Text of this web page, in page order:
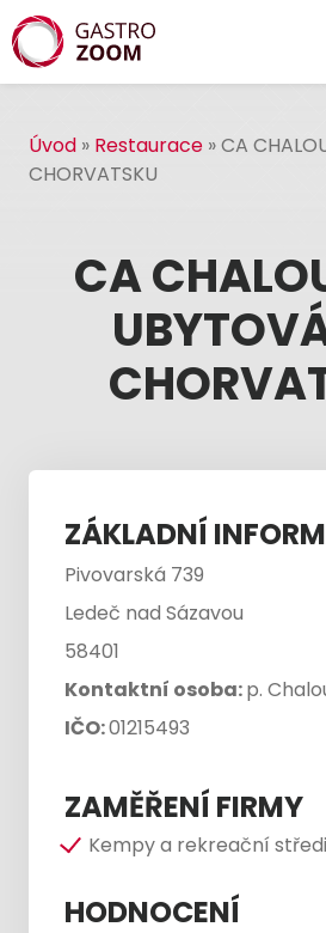
Úvod » Restaurace »CA
CHORVATSKU
CA
ZÁKLADNÍ
Pivovarská 739
Ledeč nad Sázavou
58401
Kontaktní osoba:p.
IČO:01215493
ZAMĚŘENÍ FIRMY
Kempy a rekreační
HODNOCENÍ